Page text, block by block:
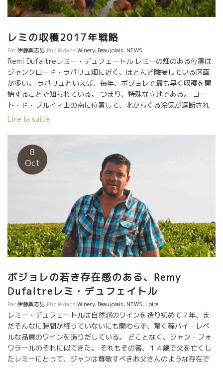
水に近いEau Forte にたどり着いたジャンクロード・ラパリュ
Jean-Claude LAPALU. ★Dard et Riboダール・エ・リボ
et Riboダール・エ・リボ、自然派の原点の一人。 ここでは、もう
昼から夜まで一緒に楽しんだ。 今のフランスのビストロで最も愛
されている醸造家ばかりだった。何故？自然派が広がっているの
か？ 彼らの生き方に触れたら直ぐ判る。人間としてよく働き、よ
く遊び、多くの人に喜んでもらい、地球にもやさしい。 そんな生
き方を実践している愛すべき人達。そんな彼らが造るワインは広
がるに決まっている。 造り手と提供する人が深く繋がるとワ
インの美味しさは倍増する。
レミの収穫2017年戦略
Par伊藤與志男 Publié dans Winery, Beaujolais, NEWS
Remi Dufaitreレミー・デュフェートル レミーの畑のある位置は
ジャンクロード・ラパリュ畑に近く、ほとんど隣接している区画
が多い。 ラパリュといえば、毎年、ボジョレで最も早く収穫を開
始することで知られている。 つまり、特殊な立地である。 コー
ト・ド・ブルイィ山の南に位置して、北からくる冷気が遮断され
て、気温が他より暖かくなっている。 だから、葡萄が熟すのが、
天気がよく、葡萄が熟していたのである。これ以上、時間が経つ
とアルコールが高くなり過ぎる恐れがあった。 しかし、レミーは
雨が降る予感がしていた。 収穫を急ぐことなく、最も熟しきって
いる区画の収穫を始めた。 最も良い区画の収穫は、雨を待つこと
にした。 ９月初旬に雨が降る予報がでていたからだ。 予想通り、
９月初旬に雨が降った。しかも、理想的な量の雨が降ったのであ
る。 レミーは微笑んだ。自分の描くスタイルには、どうしても一
雨必要だった。 雨の水が地中に入って、根っ子が水分を吸い上げ
るのに４８時間はかかる。 レミーは収穫を一時中止した。 根っ子
が水分を葡萄に供給するのを待つことにした。 何故なら、一部の
区画の葡萄は、乾燥の為シワシワになってしまう程だったから
だ。 レミーが狙っているスタイルにするには、チョット濃縮し過
分を吸収した。 そして、朝の気温が下がり、収穫後冷やさないで
ダイレクトに発酵槽に入れることができた。 今年もほぼ理想的な
収穫ができたと云ってよいだろう。 最初の収穫したものと、後半
に収穫したものを最終的にどうするか、ワインができた段階で決
めるのだろう。
Lire la suite
8
Oct
ボジョレの若き存在感のある、Remy
Dufaitreレミ・デュフェイトル
Par伊藤與志男 Publié dans Winery, Beaujolais, NEWS, Loire
レミー・デュフェートルは自然派のワインを造り初めて７年、ま
だそんなに時間が経っていないにも関わらず、驚く程ハイ・レベ
ルな品質のワインを造りだしている。 どことなく、ジャン・フォ
ワラールのそれに似てきた。 それもその筈、１４歳で父を亡くし
たレミーにとって、ジャンは尊敬すべきお父さんのような存在で